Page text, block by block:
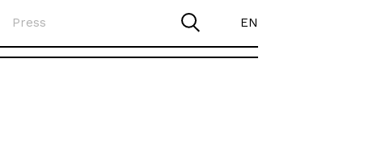
Press EN